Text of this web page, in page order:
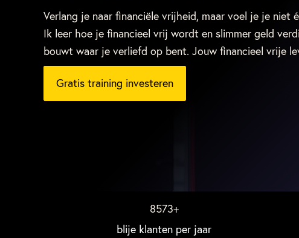
Verlang je naar financiële vrijheid, maar voel je je niet
Ik leer hoe je financieel vrij wordt en slimmer geld
bouwt waar je verliefd op bent. Jouw financieel vrije
Gratis training investeren
8573+
blije klanten per jaar